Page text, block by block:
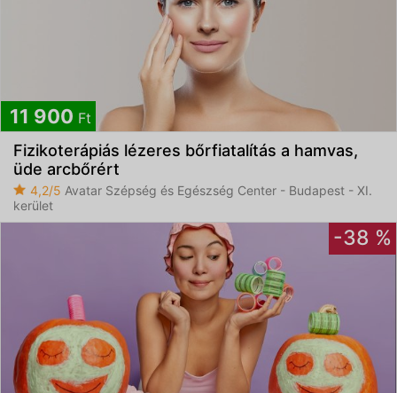
11 900 Ft
Fizikoterápiás lézeres bőrfiatalítás a hamvas,
üde arcbőrért
4,2/5 Avatar Szépség és Egészség Center - Budapest - XI.
kerület
-38 %